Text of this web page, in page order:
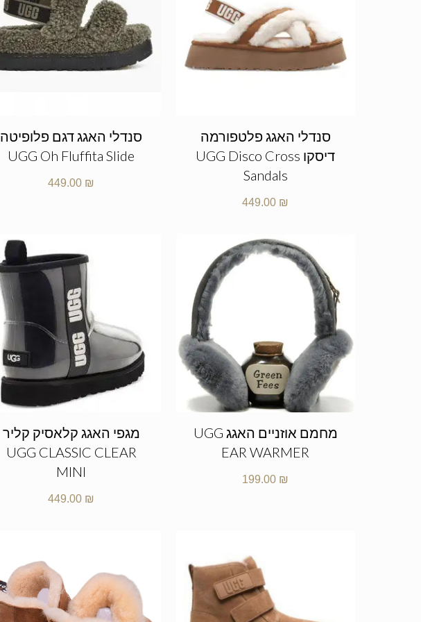
סנדלי האגג פלטפורמה
דיסקו UGG Disco Cross
Sandals
449.00 ₪
סנדלי האגג דגם פלופיטה
UGG Oh Fluffita Slide
449.00 ₪
מחמם אוזניים האגג UGG
EAR WARMER
199.00 ₪
מגפי האגג קלאסיק קליר
UGG CLASSIC CLEAR
MINI
449.00 ₪